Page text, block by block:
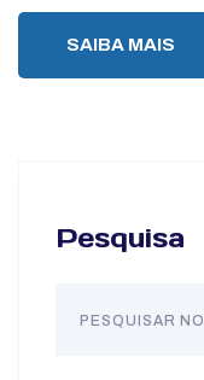
SAIBA MAIS
Pesquisa